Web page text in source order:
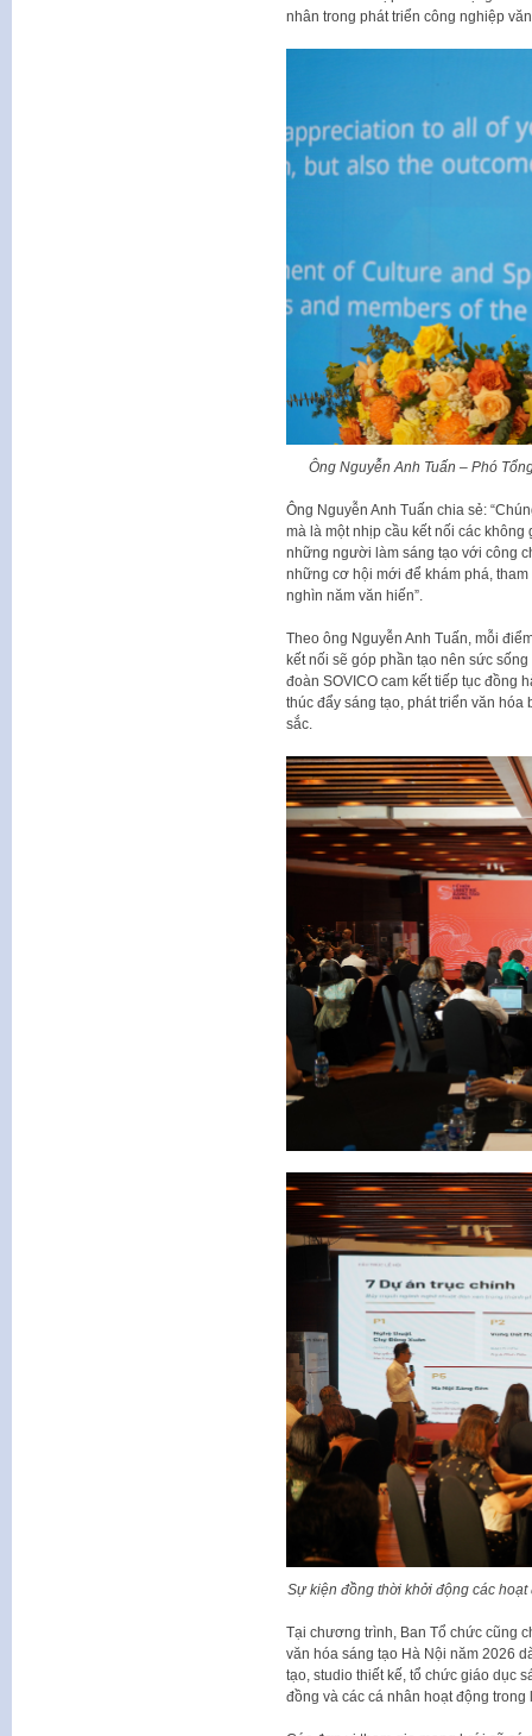
nhân trong phát triển công nghiệp
Ông Nguyễn Anh Tuấn – Phó
Ông Nguyễn Anh Tuấn chia sẻ:
mà là một nhịp cầu kết nối các
những người làm sáng tạo với công
những cơ hội mới để khám phá,
nghìn năm văn hiến”.
Theo ông Nguyễn Anh Tuấn, mỗi
kết nối sẽ góp phần tạo nên sức
đoàn SOVICO cam kết tiếp tục đồng
thúc đẩy sáng tạo, phát triển văn
sắc.
Sự kiện đồng thời khởi động các
Tại chương trình, Ban Tổ chức cũng
văn hóa sáng tạo Hà Nội năm 2026
tạo, studio thiết kế, tổ chức giáo dục
đồng và các cá nhân hoạt động